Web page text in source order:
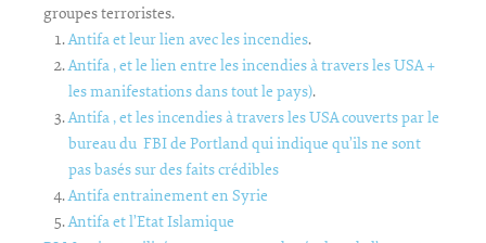
groupes terroristes.
Antifa et leur lien avec les incendies.
Antifa , et le lien entre les incendies à travers les USA +
les manifestations dans tout le pays).
Antifa , et les incendies à travers les USA couverts par le
bureau du FBI de Portland qui indique qu’ils ne sont
pas basés sur des faits crédibles
Antifa entrainement en Syrie
Antifa et l’Etat Islamique